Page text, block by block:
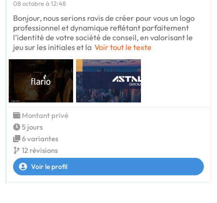
08 octobre à 12:48
Bonjour, nous serions ravis de créer pour vous un logo
professionnel et dynamique reflétant parfaitement
l’identité de votre société de conseil, en valorisant le
jeu sur les initiales et la Voir tout le texte
Montant privé
5 jours
6 variantes
12 révisions
Voir le profil